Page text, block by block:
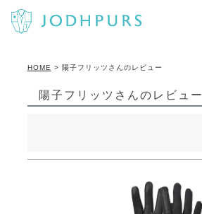
HOME 陽子フリッツさんのレビュー
陽子フリッツさんのレビュー